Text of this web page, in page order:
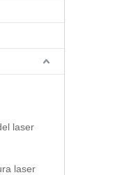
laser
laser